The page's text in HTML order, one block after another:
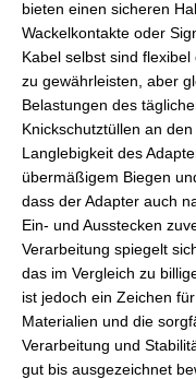
bieten einen sicheren
Wackelkontakte oder
Kabel selbst sind
zu gewährleisten, aber
Belastungen des
Knickschutztüllen an
Langlebigkeit des
übermäßigem Biegen
dass der Adapter auch
Ein- und Ausstecken
Verarbeitung spiegelt
das im Vergleich zu
ist jedoch ein Zeichen
Materialien und die
Verarbeitung und
gut bis ausgezeichnet